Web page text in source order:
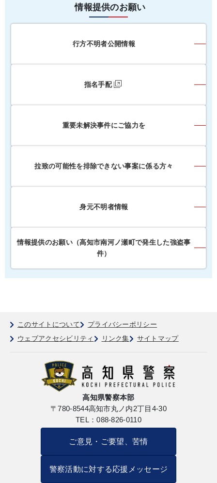
情報提供のお願い
行方不明者公開情報
指名手配
重要未解決事件にご協力を
拉致の可能性を排除できない事案に係る方々
身元不明者情報
情報提供のお願い（高知市南河ノ瀬町で発生した強盗事
件）
このサイトについて
プライバシーポリシー
ウェブアクセシビリティ
リンク集 サイトマップ
高知県警察本部
〒780-8544高知市丸ノ内2丁目4-30
TEL：088-826-0110
ご意見・ご要望、苦情
警察活動に対する応援メッセージ